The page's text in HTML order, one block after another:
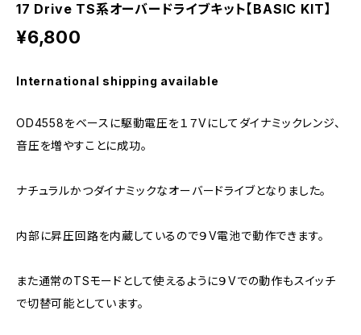
17 Drive TS系オーバードライブキット【BASIC KIT】
¥6,800
International shipping available
OD4558をベースに駆動電圧を１７Vにしてダイナミックレンジ、
音圧を増やすことに成功。
ナチュラルかつダイナミックなオーバードライブとなりました。
内部に昇圧回路を内蔵しているので９V電池で動作できます。
また通常のTSモードとして使えるように９Vでの動作もスイッチ
で切替可能としています。